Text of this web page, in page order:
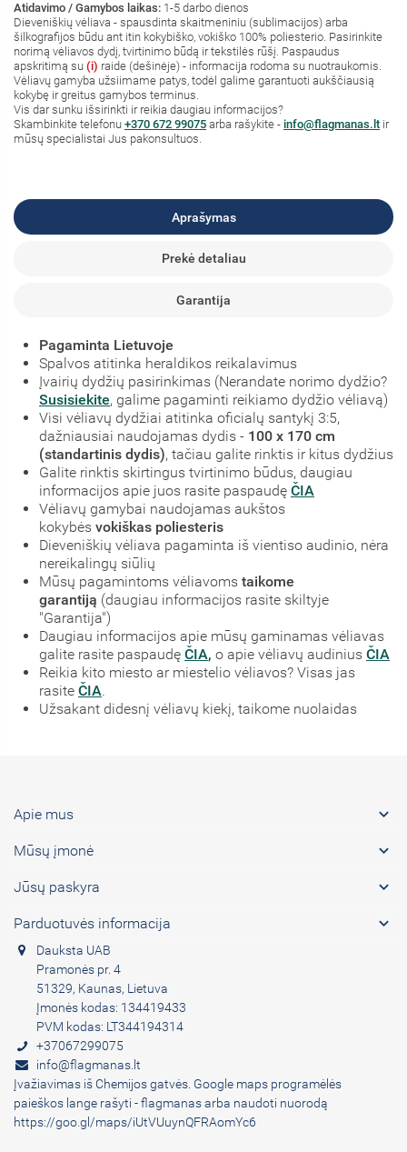
Atidavimo / Gamybos laikas: 1-5 darbo dienos
Dieveniškių vėliava - spausdinta skaitmeniniu (sublimacijos) arba
šilkografijos būdu ant itin kokybiško, vokiško 100% poliesterio. Pasirinkite
norimą vėliavos dydį, tvirtinimo būdą ir tekstilės rūšį. Paspaudus
apskritimą su (i) raide (dešinėje) - informacija rodoma su nuotraukomis.
Vėliavų gamyba užsiimame patys, todėl galime garantuoti aukščiausią
kokybę ir greitus gamybos terminus.
Vis dar sunku išsirinkti ir reikia daugiau informacijos?
Skambinkite telefonu +370 672 99075 arba rašykite - info@flagmanas.lt ir
mūsų specialistai Jus pakonsultuos.
Aprašymas
Prekė detaliau
Garantija
Pagaminta Lietuvoje
Spalvos atitinka heraldikos reikalavimus
Įvairių dydžių pasirinkimas (Nerandate norimo dydžio?
Susisiekite, galime pagaminti reikiamo dydžio vėliavą)
Visi vėliavų dydžiai atitinka oficialų santykį 3:5,
dažniausiai naudojamas dydis - 100 x 170 cm
(standartinis dydis), tačiau galite rinktis ir kitus dydžius
Galite rinktis skirtingus tvirtinimo būdus, daugiau
informacijos apie juos rasite paspaudę ČIA
Vėliavų gamybai naudojamas aukštos
kokybės vokiškas poliesteris
Dieveniškių vėliava pagaminta iš vientiso audinio, nėra
nereikalingų siūlių
Mūsų pagamintoms vėliavoms taikome
garantiją (daugiau informacijos rasite skiltyje
"Garantija")
Daugiau informacijos apie mūsų gaminamas vėliavas
galite rasite paspaudę ČIA, o apie vėliavų audinius ČIA
Reikia kito miesto ar miestelio vėliavos? Visas jas
rasite ČIA.
Užsakant didesnį vėliavų kiekį, taikome nuolaidas
Apie mus 
Mūsų įmonė 
Jūsų paskyra 
Parduotuvės informacija 
Dauksta UAB
Pramonės pr. 4
51329, Kaunas, Lietuva
Įmonės kodas: 134419433
PVM kodas: LT344194314
+37067299075
info@flagmanas.lt
Įvažiavimas iš Chemijos gatvės. Google maps programėlės
paieškos lange rašyti - flagmanas arba naudoti nuorodą
https://goo.gl/maps/iUtVUuynQFRAomYc6